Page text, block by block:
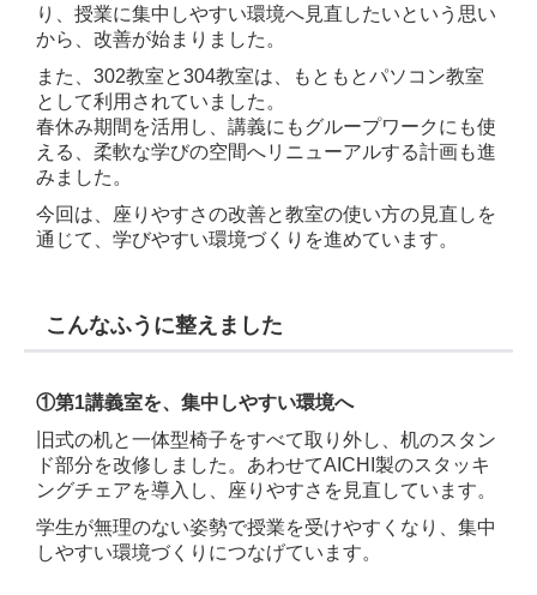
り、授業に集中しやすい環境へ見直したいという思い
から、改善が始まりました。
また、302教室と304教室は、もともとパソコン教室
として利用されていました。
春休み期間を活用し、講義にもグループワークにも使
える、柔軟な学びの空間へリニューアルする計画も進
みました。
今回は、座りやすさの改善と教室の使い方の見直しを
通じて、学びやすい環境づくりを進めています。
こんなふうに整えました
①第1講義室を、集中しやすい環境へ
旧式の机と一体型椅子をすべて取り外し、机のスタン
ド部分を改修しました。あわせてAICHI製のスタッキ
ングチェアを導入し、座りやすさを見直しています。
学生が無理のない姿勢で授業を受けやすくなり、集中
しやすい環境づくりにつなげています。